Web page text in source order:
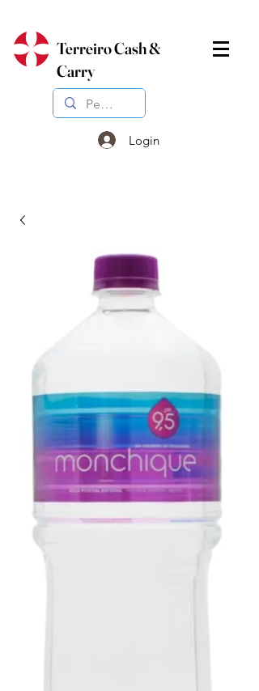
Terreiro Cash &
Carry
Login